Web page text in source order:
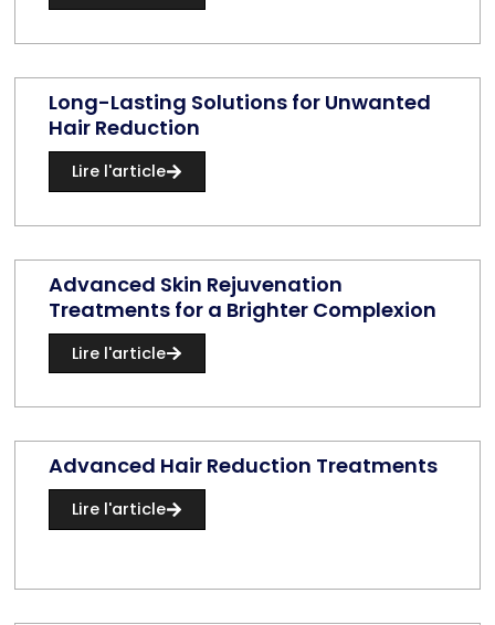
Long-Lasting Solutions for Unwanted
Hair Reduction
Lire l'article
Advanced Skin Rejuvenation
Treatments for a Brighter Complexion
Lire l'article
Advanced Hair Reduction Treatments
Lire l'article